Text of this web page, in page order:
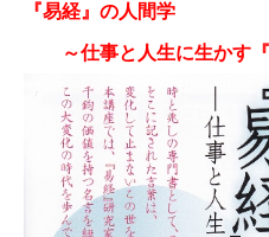
『易経』の人間学
～仕事と人生に生かす『